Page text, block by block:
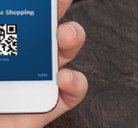
23 tỷ/căn
án hot nhất hiện nay